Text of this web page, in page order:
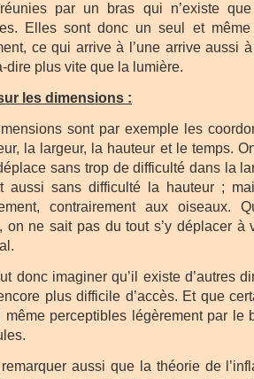
par un bras qui n’existe
Elles sont donc un seul et
ce qui arrive à l’une arrive aussi
dire plus vite que la lumière.
les dimensions :
sont par exemple les
la largeur, la hauteur et le temps.
sans trop de difficulté dans la
aussi sans difficulté la hauteur ;
contrairement aux oiseaux.
on ne sait pas du tout s’y déplacer à
donc imaginer qu’il existe d’autres
plus difficile d’accès. Et que
même perceptibles légèrement par le
aussi que la théorie de